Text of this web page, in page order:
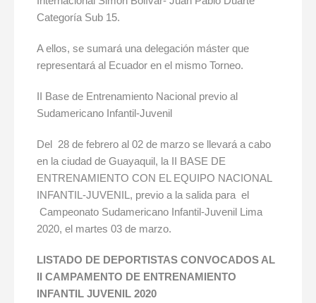
Categoría Sub 15.
A ellos, se sumará una delegación máster que
representará al Ecuador en el mismo Torneo.
II Base de Entrenamiento Nacional previo al
Sudamericano Infantil-Juvenil
Del 28 de febrero al 02 de marzo se llevará a cabo
en la ciudad de Guayaquil, la II BASE DE
ENTRENAMIENTO CON EL EQUIPO NACIONAL
INFANTIL-JUVENIL, previo a la salida para el
Campeonato Sudamericano Infantil-Juvenil Lima
2020, el martes 03 de marzo.
LISTADO DE DEPORTISTAS CONVOCADOS AL
II CAMPAMENTO DE ENTRENAMIENTO
INFANTIL JUVENIL 2020